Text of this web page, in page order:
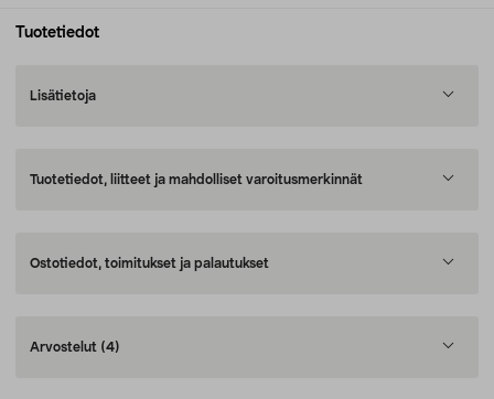
Tuotetiedot
Lisätietoja
Tuotetiedot, liitteet ja mahdolliset varoitusmerkinnät
Ostotiedot, toimitukset ja palautukset
Arvostelut (4)